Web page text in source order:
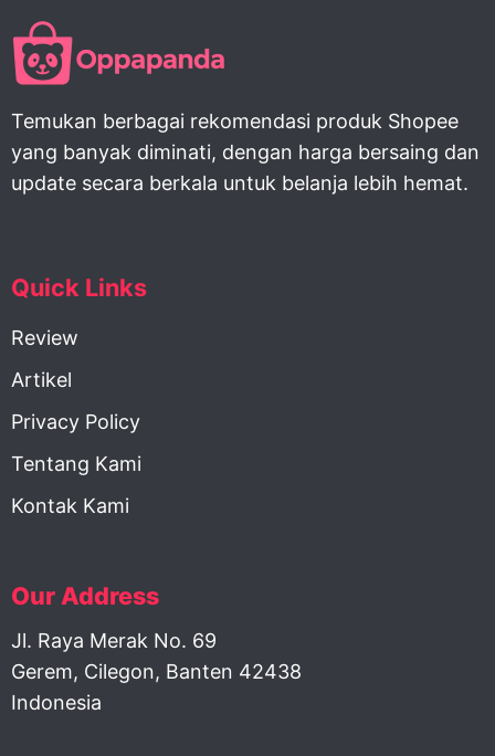
Temukan berbagai rekomendasi produk Shopee
yang banyak diminati, dengan harga bersaing dan
update secara berkala untuk belanja lebih hemat.
Quick Links
Review
Artikel
Privacy Policy
Tentang Kami
Kontak Kami
Our Address
Jl. Raya Merak No. 69
Gerem, Cilegon, Banten 42438
Indonesia